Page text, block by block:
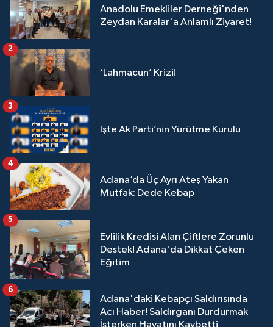
Anadolu Emekliler Derneği'nden
Zeydan Karalar'a Anlamlı Ziyaret!
‘Lahmacun’ Krizi!
2
İşte Ak Parti’nin Yürütme Kurulu
3
Adana’da Üç Ayrı Ateş Yakan
Mutfak: Dede Kebap
4
Evlilik Kredisi Alan Çiftlere Zorunlu
Destek! Adana'da Dikkat Çeken
Eğitim
5
Adana'daki Kebapçı Saldırısında
Acı Haber! Saldırganı Durdurmak
6